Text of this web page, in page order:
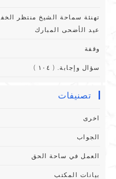
تهنئة سماحة الشيخ منتظر
عيد الأضحى المبارك
وقفة
سؤال وإجابة. ( ١٠٤ )
تصنيفات
اخرى
الجواب
العمل في ساحة الحق
بيانات المكتب